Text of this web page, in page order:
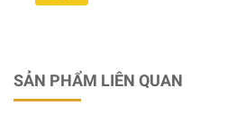
SẢN PHẨM LIÊN QUAN